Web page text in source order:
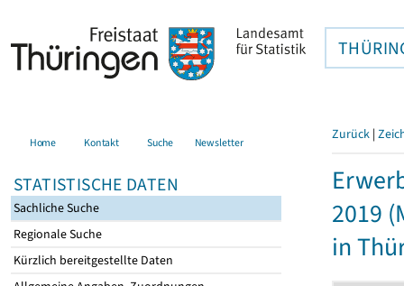
Home Kontakt Suche Newsletter
STATISTISCHE DATEN
Sachliche Suche
Regionale Suche
Kürzlich bereitgestellte Daten
Zurück |
2019
in